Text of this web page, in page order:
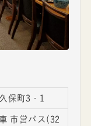
保町3‐1
市営バス(32